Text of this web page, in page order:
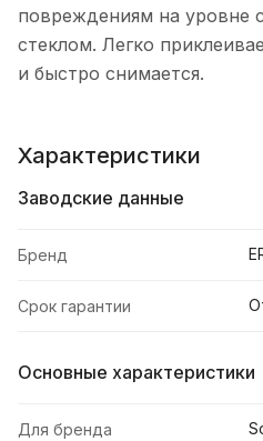
повреждениям на
стеклом. Легко
и быстро снимается.
Характеристики
Заводские данные
Бренд
Срок гарантии
Основные характеристики
Для бренда